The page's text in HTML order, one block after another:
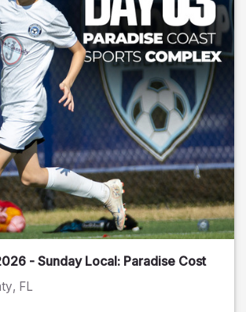
- Sunday Local: Paradise Cost
, FL